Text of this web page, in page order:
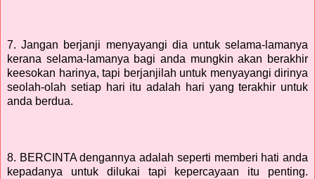
7. Jangan berjanji menyayangi dia untuk selama-lamanya
kerana selama-lamanya bagi anda mungkin akan berakhir
keesokan harinya, tapi berjanjilah untuk menyayangi dirinya
seolah-olah setiap hari itu adalah hari yang terakhir untuk
anda berdua.
8. BERCINTA dengannya adalah seperti memberi hati anda
kepadanya untuk dilukai tapi kepercayaan itu penting.